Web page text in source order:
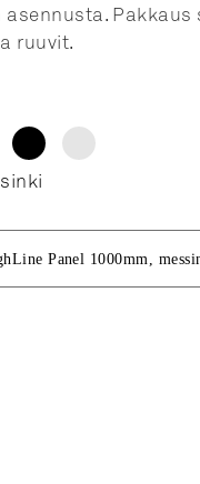
asennusta.
ruuvit.